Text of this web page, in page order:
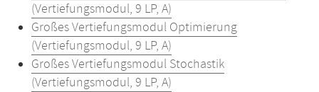
(Vertiefungsmodul, 9 LP, A)
Großes Vertiefungsmodul Optimierung
(Vertiefungsmodul, 9 LP, A)
Großes Vertiefungsmodul Stochastik
(Vertiefungsmodul, 9 LP, A)